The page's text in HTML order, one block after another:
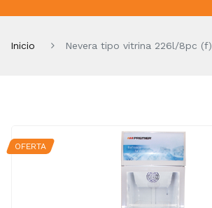
Inicio Nevera tipo vitrina 226l/8pc (f)
OFERTA